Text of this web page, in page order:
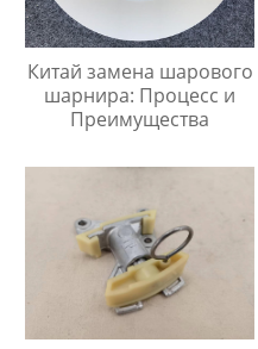
Китай замена шарового
шарнира: Процесс и
Преимущества